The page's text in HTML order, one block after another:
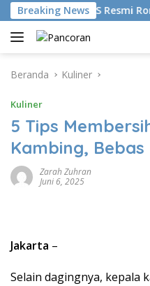
Langsung
ke
konten
Breaking News
AI, BRMS Resmi Rombak
Beranda Kuliner
Kuliner
5 Tips
Kambing,
Zarah Zuhran
Juni 6, 2025
Jakarta –
Selain dagingnya, kepala